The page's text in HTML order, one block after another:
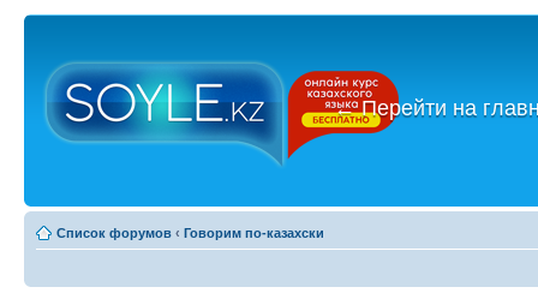
←Перейти на
Список форумов ‹ Говорим по-казахски